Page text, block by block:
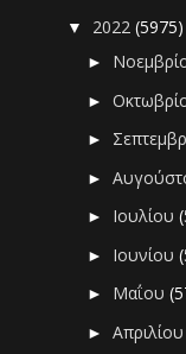
▼ 2022(5975)
►
►
►
►
► Ιουλίου
► Ιουνίου
► Μαΐου
►